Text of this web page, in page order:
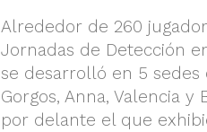
Alrededor de 260
Jornadas de Detección
se desarrolló en 5 sedes
Gorgos, Anna, Valencia
por delante el que